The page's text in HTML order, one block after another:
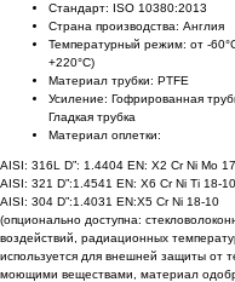
Стандарт: ISO 10380:2013
Страна производства: Англия
Температурный режим: от -
+220°C)
Материал трубки: PTFE
Усиление: Гофрированная
Гладкая трубка
Материал оплетки:
AISI: 316L D”: 1.4404 EN: X2 Cr Ni Mo
AISI: 321 D”:1.4541 EN: X6 Cr Ni Ti 18-10
AISI: 304 D”:1.4031 EN:X5 Cr Ni 18-10
(опционально доступна:
воздействий, радиационных
используется для внешней защиты от
моющими веществами, материал